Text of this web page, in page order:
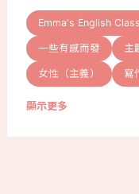
Emma's English Class
一些有感而發 主
女性（主義） 寫
顯示更多